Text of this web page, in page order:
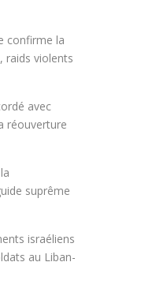
confirme la
raids violents
avec
réouverture
suprême
israéliens
au Liban-